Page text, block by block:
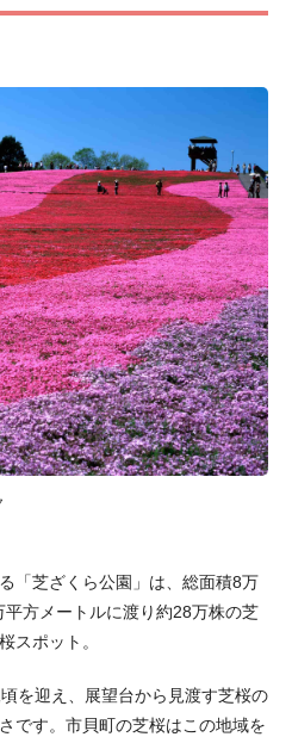
「芝ざくら公園」は、総面積8万
方メートルに渡り約28万株の芝
スポット。
を迎え、展望台から見渡す芝桜の
です。市貝町の芝桜はこの地域を